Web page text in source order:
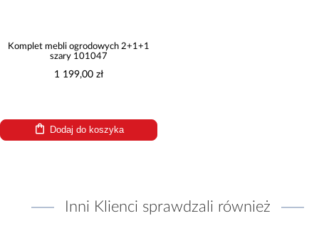
Komplet mebli ogrodowych 2+1+1
szary 101047
1 199,00 zł
Dodaj do koszyka
Inni Klienci sprawdzali również